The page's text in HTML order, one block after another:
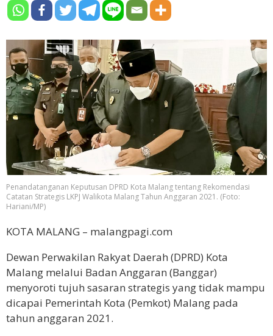
Penandatanganan Keputusan DPRD Kota Malang tentang Rekomendasi
Catatan Strategis LKPJ Walikota Malang Tahun Anggaran 2021. (Foto:
Hariani/MP)
KOTA MALANG – malangpagi.com
Dewan Perwakilan Rakyat Daerah (DPRD) Kota
Malang melalui Badan Anggaran (Banggar)
menyoroti tujuh sasaran strategis yang tidak mampu
dicapai Pemerintah Kota (Pemkot) Malang pada
tahun anggaran 2021.